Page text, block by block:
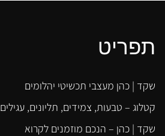
תפריט
שקד | כהן מעצבי תכשיטי יהלומים
קטלוג – טבעות, צמידים, תליונים, עגילים
שקד | כהן – הנכם מוזמנים לקרוא